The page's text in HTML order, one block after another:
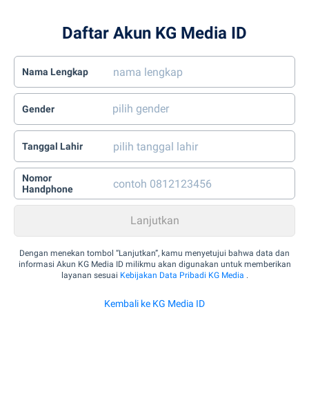
Daftar Akun KG Media ID
Nama Lengkap
Gender
Tanggal Lahir
Nomor
Handphone
Dengan menekan tombol “Lanjutkan”, kamu menyetujui bahwa data dan
informasi Akun KG Media ID milikmu akan digunakan untuk memberikan
layanan sesuai Kebijakan Data Pribadi KG Media .
Kembali ke KG Media ID